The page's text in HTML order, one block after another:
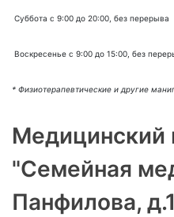
Суббота с 9:00 до 20:00, без перерыва
Воскресенье с 9:00 до 15:00, без
* Физиотерапевтические и другие
Медицинский
"Семейная
Панфилова, д.1​